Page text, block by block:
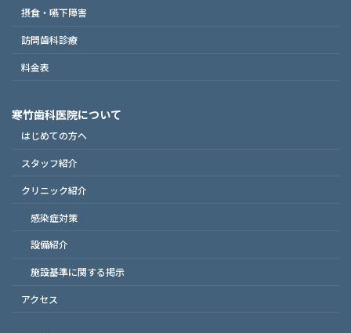
摂食・嚥下障害
訪問歯科診療
料金表
寒竹歯科医院について
はじめての方へ
スタッフ紹介
クリニック紹介
感染症対策
設備紹介
施設基準に関する掲示
アクセス